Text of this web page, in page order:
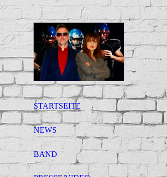
STARTSEITE
NEWS
BAND